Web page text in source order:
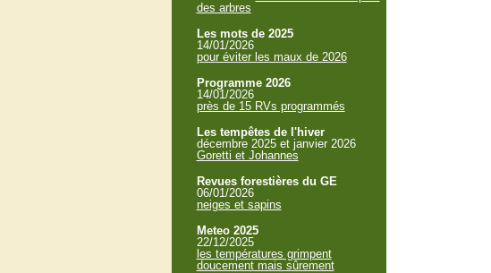
des arbres
Les mots de 2025
14/01/2026
pour éviter les maux de 2026
Programme 2026
14/01/2026
près de 15 RVs programmés
Les tempêtes de l'hiver
décembre 2025 et janvier 2026
Goretti et Johannes
Revues forestières du GE
06/01/2026
neiges et sapins
Meteo 2025
22/12/2025
les températures grimpent
doucement mais sûrement